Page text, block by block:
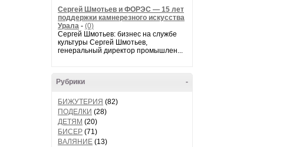
Сергей Шмотьев и ФОРЭС — 15 лет
поддержки камнерезного искусства
Урала - (0)
Сергей Шмотьев: бизнес на службе
культуры Сергей Шмотьев,
генеральный директор промышлен...
-
Рубрики
БИЖУТЕРИЯ (82)
ПОДЕЛКИ (28)
ДЕТЯМ (20)
БИСЕР (71)
ВАЛЯНИЕ (13)